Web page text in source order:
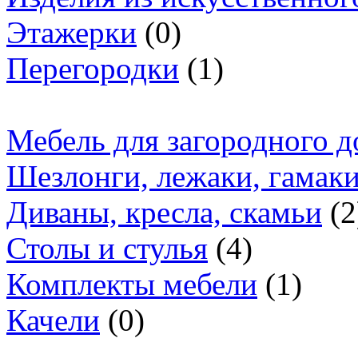
Этажерки (0)
Перегородки (1)
Мебель для загородного
Шезлонги, лежаки,
Диваны, кресла, скамьи
Столы и стулья (4)
Комплекты мебели (1)
Качели (0)